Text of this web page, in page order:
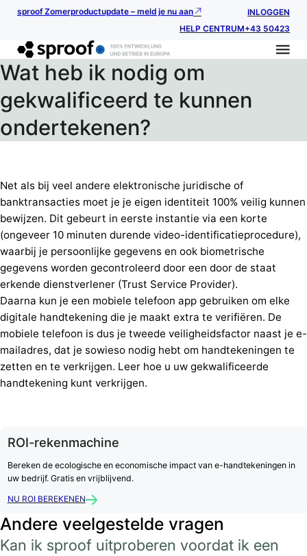
sproof Zomerproductupdate – meld je nu aan
INLOGGEN
HELP CENTRUM+43 50423
Wat heb ik nodig om
gekwalificeerd te kunnen
ondertekenen?
Net als bij veel andere elektronische juridische of
banktransacties moet je je eigen identiteit 100% veilig kunnen
bewijzen. Dit gebeurt in eerste instantie via een korte
(ongeveer 10 minuten durende video-identificatieprocedure),
waarbij je persoonlijke gegevens en ook biometrische
gegevens worden gecontroleerd door een door de staat
erkende dienstverlener (Trust Service Provider).
Daarna kun je een mobiele telefoon app gebruiken om elke
digitale handtekening die je maakt extra te verifiëren. De
mobiele telefoon is dus je tweede veiligheidsfactor naast je e-
mailadres, dat je sowieso nodig hebt om handtekeningen te
zetten en te verkrijgen. Leer hoe u uw gekwalificeerde
handtekening kunt verkrijgen.
ROI-rekenmachine
Bereken de ecologische en economische impact van e-handtekeningen in
uw bedrijf. Gratis en vrijblijvend.
NU ROI BEREKENEN
Andere veelgestelde vragen
Kan ik sproof uitproberen voordat ik een